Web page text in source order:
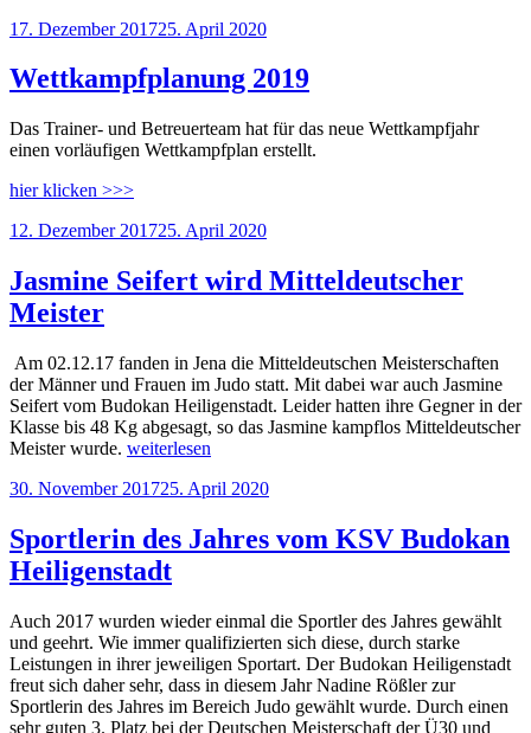
beim
Veröffentlicht
17. Dezember 201725. April 2020
Wettkampfplanung 2019
Das Trainer- und Betreuerteam hat für das neue Wettkampfjahr
einen vorläufigen Wettkampfplan erstellt.
hier klicken >>>
Veröffentlicht
12. Dezember 201725. April 2020
Jasmine Seifert wird Mitteldeutscher
Meister
Am 02.12.17 fanden in Jena die Mitteldeutschen Meisterschaften
der Männer und Frauen im Judo statt. Mit dabei war auch Jasmine
Seifert vom Budokan Heiligenstadt. Leider hatten ihre Gegner in der
Klasse bis 48 Kg abgesagt, so das Jasmine kampflos Mitteldeutscher
Meister wurde. „Jasmine
wird
Meister“
weiterlesen
Veröffentlicht
30. November 201725. April 2020
Sportlerin des Jahres vom KSV Budokan
Heiligenstadt
Auch 2017 wurden wieder einmal die Sportler des Jahres gewählt
und geehrt. Wie immer qualifizierten sich diese, durch starke
Leistungen in ihrer jeweiligen Sportart. Der Budokan Heiligenstadt
freut sich daher sehr, dass in diesem Jahr Nadine Rößler zur
Sportlerin des Jahres im Bereich Judo gewählt wurde. Durch einen
sehr guten 3. Platz bei der Deutschen Meisterschaft der Ü30 und